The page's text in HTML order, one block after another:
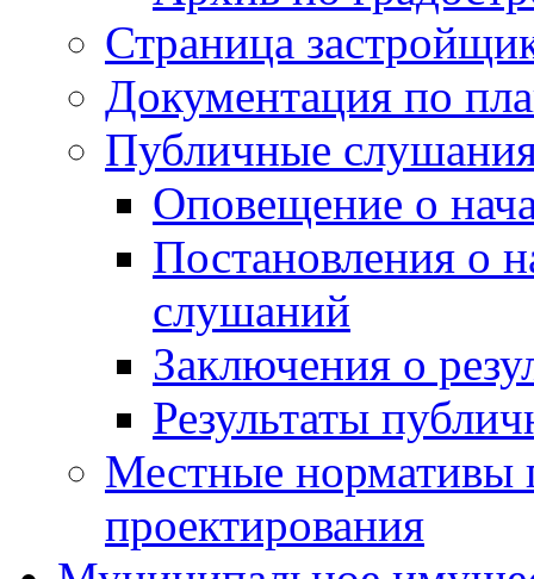
Страница
Документация по
Публичные
Оповещение о
Постановления о
слушаний
Заключения о
Результаты
Местные нормативы
проектирования